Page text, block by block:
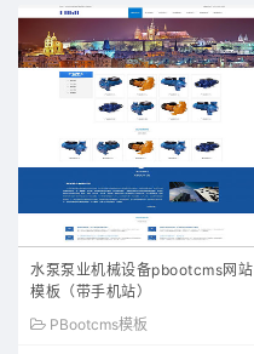
水泵泵业机械设备pbootcms网站
模板（带手机站）
PBootcms模板